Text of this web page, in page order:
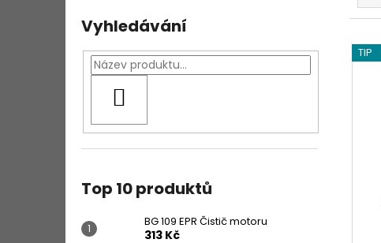
Vyhledávání
Top 10 produktů
BG 109 EPR Čistič motoru
313 Kč
z
n
V
ýTIP